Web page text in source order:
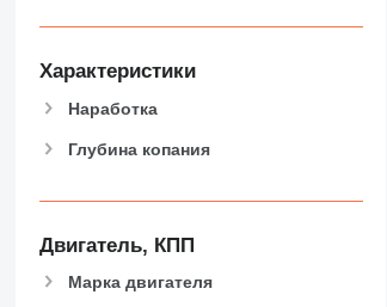
Характеристики
Наработка
Глубина копания
Двигатель, КПП
Марка двигателя